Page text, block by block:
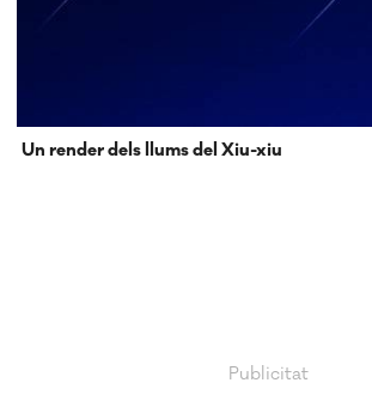
Un render dels llums del Xiu-xiu